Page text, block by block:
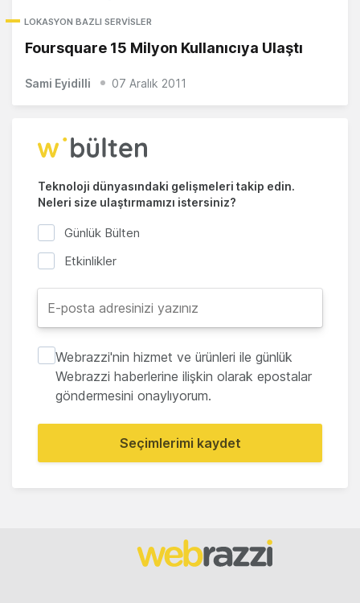
LOKASYON BAZLI SERVISLER
Foursquare 15 Milyon Kullanıcıya Ulaştı
Sami Eyidilli 07 Aralık 2011
Teknoloji dünyasındaki gelişmeleri takip edin.
Neleri size ulaştırmamızı istersiniz?
Günlük Bülten
Etkinlikler
Webrazzi'nin hizmet ve ürünleri ile günlük
Webrazzi haberlerine ilişkin olarak epostalar
göndermesini onaylıyorum.
Seçimlerimi kaydet